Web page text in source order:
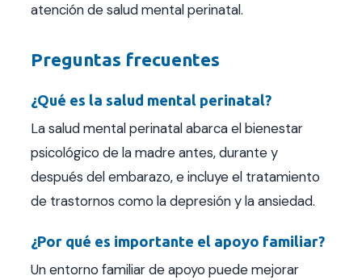
atención de salud mental perinatal.
Preguntas frecuentes
¿Qué es la salud mental perinatal?
La salud mental perinatal abarca el bienestar
psicológico de la madre antes, durante y
después del embarazo, e incluye el tratamiento
de trastornos como la depresión y la ansiedad.
¿Por qué es importante el apoyo familiar?
Un entorno familiar de apoyo puede mejorar